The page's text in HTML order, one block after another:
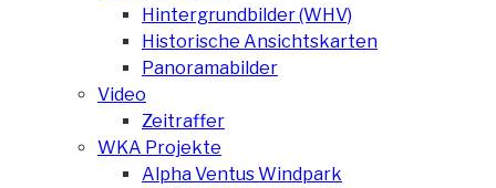
Hintergrundbilder (WHV)
Historische Ansichtskarten
Panoramabilder
Video
Zeitraffer
WKA Projekte
Alpha Ventus Windpark